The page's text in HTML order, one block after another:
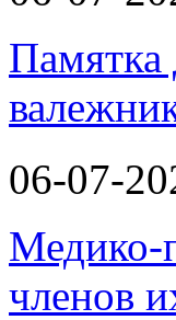
Памятка
06-07-
Медико-
членов